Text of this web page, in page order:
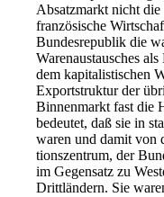
Absatzmarkt nicht
französische
Bundesrepublik die
Warenaustausches
dem kapitalistischen
Exportstruktur der
Binnenmarkt fast die
bedeutet, daß sie in
waren und damit von
tionszentrum, der
im Gegensatz zu
Drittländern. Sie